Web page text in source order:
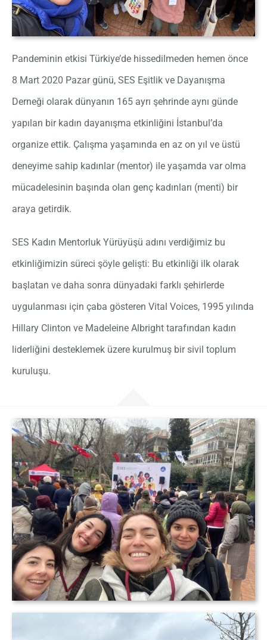
Pandeminin etkisi Türkiye’de hissedilmeden hemen önce
8 Mart 2020 Pazar günü, SES Eşitlik ve Dayanışma
Derneği olarak dünyanın 165 ayrı şehrinde aynı günde
yapılan bir kadın dayanışma etkinliğini İstanbul’da
organize ettik. Çalışma yaşamında en az on yıl ve üstü
deneyime sahip kadınlar (mentor) ile yaşamda var olma
mücadelesinin başında olan genç kadınları (menti) bir
araya getirdik.
SES Kadın Mentorluk Yürüyüşü adını verdiğimiz bu
etkinliğimizin süreci şöyle gelişti: Bu etkinliği ilk olarak
başlatan ve daha sonra dünyadaki farklı şehirlerde
uygulanması için çaba gösteren Vital Voices, 1995 yılında
Hillary Clinton ve Madeleine Albright tarafından kadın
liderliğini desteklemek üzere kurulmuş bir sivil toplum
kuruluşu.